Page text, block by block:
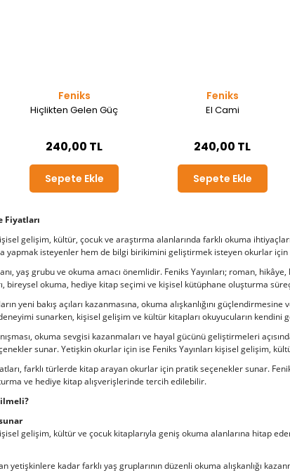
Feniks
Hiçlikten Gelen Güç
240,00 TL
Sepete Ekle
Feniks
El Cami
240,00 TL
Sepete Ekle
Fiyatları
gelişim, kültür, çocuk ve araştırma alanlarında farklı okuma
yapmak isteyenler hem de bilgi birikimini geliştirmek isteyen okurlar
yaş grubu ve okuma amacı önemlidir. Feniks Yayınları; roman,
bireysel okuma, hediye kitap seçimi ve kişisel kütüphane oluşturma
yeni bakış açıları kazanmasına, okuma alışkanlığını
sunarken, kişisel gelişim ve kültür kitapları okuyucuların kendini
okuma sevgisi kazanmaları ve hayal gücünü geliştirmeleri
sunar. Yetişkin okurlar için ise Feniks Yayınları kişisel gelişim,
farklı türlerde kitap arayan okurlar için pratik seçenekler sunar.
ve hediye kitap alışverişlerinde tercih edilebilir.
gelişim, kültür ve çocuk kitaplarıyla geniş okuma alanlarına hitap
yetişkinlere kadar farklı yaş gruplarının düzenli okuma alışkanlığı